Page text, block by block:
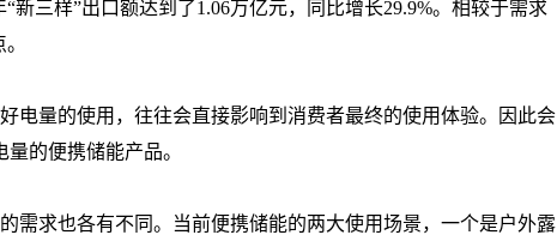
电量的使用，往往会直接影响到消费者最终的使用体验。因此会
的便携储能产品。
需求也各有不同。当前便携储能的两大使用场景，一个是户外露